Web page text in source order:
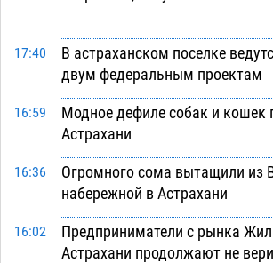
17:40
В астраханском поселке
двум федеральным проектам
16:59
Модное дефиле собак и кошек
Астрахани
16:36
Огромного сома вытащили из
набережной в Астрахани
16:02
Предприниматели с рынка
Астрахани продолжают не